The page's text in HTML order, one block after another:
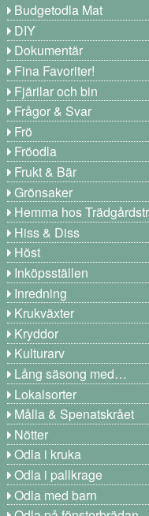
Budgetodla Mat
DIY
Dokumentär
Fina Favoriter!
Fjärilar och bin
Frågor & Svar
Frö
Fröodla
Frukt & Bär
Grönsaker
Hemma hos
Hiss & Diss
Höst
Inköpsställen
Inredning
Krukväxter
Kryddor
Kulturarv
Lång säsong med…
Lokalsorter
Målla & Spenatskrået
Nötter
Odla i kruka
Odla i pallkrage
Odla med barn